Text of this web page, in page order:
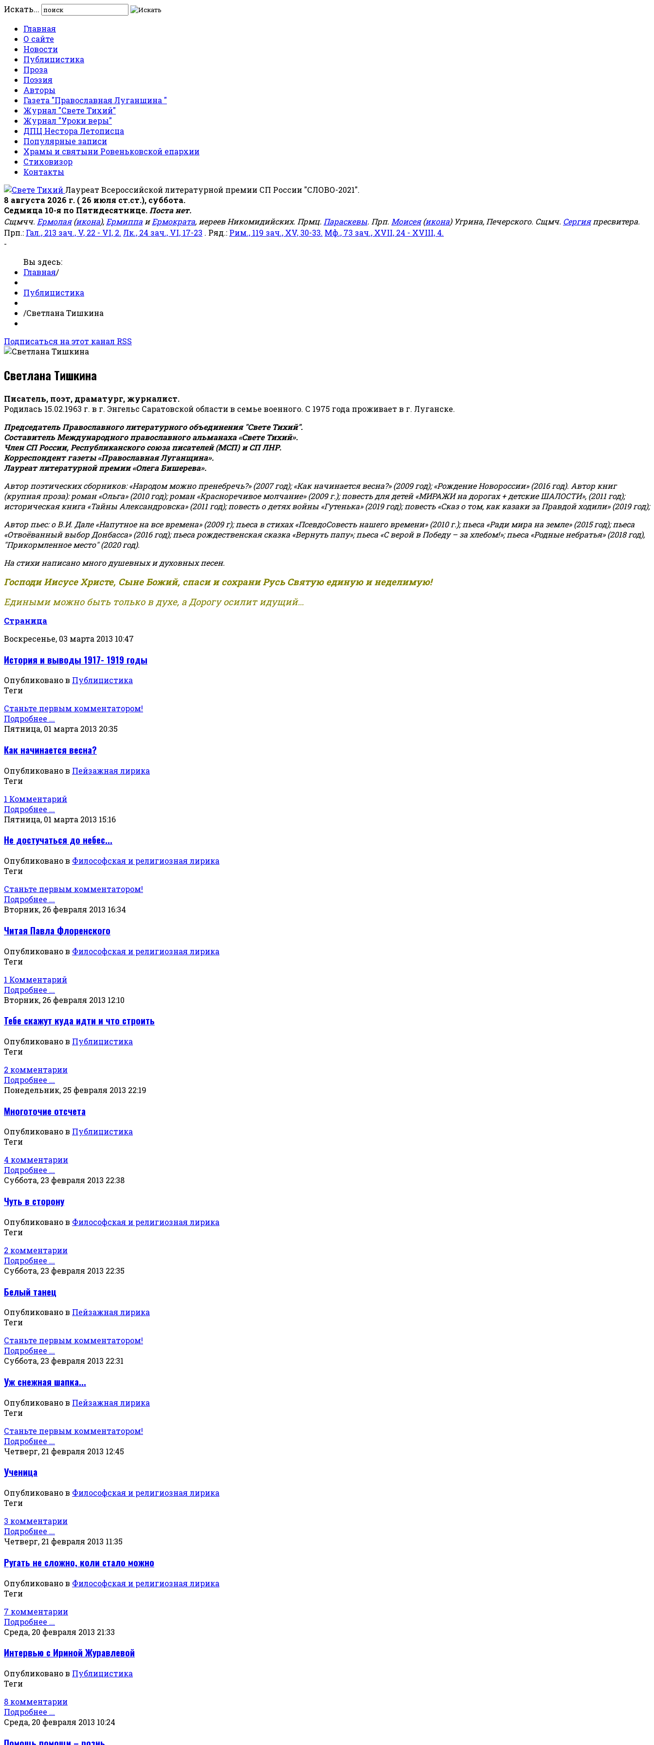
Искать...
Главная
О сайте
Новости
Публицистика
Проза
Поэзия
Авторы
Газета "Православная Луганщина "
Журнал "Свете Тихий"
Журнал "Уроки веры"
ДПЦ Нестора Летописца
Популярные записи
Храмы и святыни Ровеньковской епархии
Стиховизор
Контакты
Лауреат Всероссийской литературной премии СП России "СЛОВО-2021".
8 августа 2026 г. ( 26 июля ст.ст.), суббота.
Седмица 10-я по Пятидесятнице. Поста нет.
Сщмчч. Ермолая(икона), Ермиппа иЕрмократа, иереев Никомидийских. Прмц. Параскевы. Прп. Моисея(икона) Угрина, Печерского. Сщмч. Сергияпресвитера.
Прп.: Гал., 213 зач., V, 22 - VI, 2. Лк., 24 зач., VI, 17-23 . Ряд.: Рим., 119 зач., XV, 30-33. Мф., 73 зач., XVII, 24 - XVIII, 4.
-
Вы здесь:
Главная/
Публицистика
/Светлана Тишкина
Подписаться на этот канал RSS
Светлана Тишкина
Писатель, поэт, драматург, журналист.
Родилась 15.02.1963 г. в г. Энгельс Саратовской области в семье военного. С 1975 года проживает в г. Луганске.
Председатель Православного литературного объединения "Свете Тихий".
Составитель Международного православного альманаха «Свете Тихий».
Член СП России, Республиканского союза писателей (МСП) и СП ЛНР.
Корреспондент газеты «Православная Луганщина».
Лауреат литературной премии «Олега Бишерева».
Автор поэтических сборников: «Народом можно пренебречь?» (2007 год); «Как начинается весна?» (2009 год); «Рождение Новороссии» (2016 год). Автор книг
(крупная проза): роман «Ольга» (2010 год); роман «Красноречивое молчание» (2009 г.); повесть для детей «МИРАЖИ на дорогах + детские ШАЛОСТИ», (2011 год);
историческая книга «Тайны Александровска» (2011 год); повесть о детях войны «Гутенька» (2019 год); повесть «Сказ о том, как казаки за Правдой ходили» (2019 год);
Автор пьес: о В.И. Дале «Напутное на все времена» (2009 г); пьеса в стихах «ПсевдоСовесть нашего времени» (2010 г.); пьеса «Ради мира на земле» (2015 год); пьеса
«Отвоёванный выбор Донбасса» (2016 год); пьеса рождественская сказка «Вернуть папу»; пьеса «С верой в Победу – за хлебом!»;пьеса «Родные небратья» (2018 год),
"Прикормленное место" (2020 год).
На стихи написано много душевных и духовных песен.
Господи Иисусе Христе, Сыне Божий, спаси и сохрани Русь Святую единую и неделимую!
Едиными можно быть только в духе, а Дорогу осилит идущий...
Страница
Воскресенье, 03 марта 2013 10:47
История и выводы 1917- 1919 годы
Опубликовано в Публицистика
Теги
Станьте первым комментатором!
Подробнее ...
Пятница, 01 марта 2013 20:35
Как начинается весна?
Опубликовано в Пейзажная лирика
Теги
1 Комментарий
Подробнее ...
Пятница, 01 марта 2013 15:16
Не достучаться до небес...
Опубликовано в Философская и религиозная лирика
Теги
Станьте первым комментатором!
Подробнее ...
Вторник, 26 февраля 2013 16:34
Читая Павла Флоренского
Опубликовано в Философская и религиозная лирика
Теги
1 Комментарий
Подробнее ...
Вторник, 26 февраля 2013 12:10
Тебе скажут куда идти и что строить
Опубликовано в Публицистика
Теги
2 комментарии
Подробнее ...
Понедельник, 25 февраля 2013 22:19
Многоточие отсчета
Опубликовано в Публицистика
Теги
4 комментарии
Подробнее ...
Суббота, 23 февраля 2013 22:38
Чуть в сторону
Опубликовано в Философская и религиозная лирика
Теги
2 комментарии
Подробнее ...
Суббота, 23 февраля 2013 22:35
Белый танец
Опубликовано в Пейзажная лирика
Теги
Станьте первым комментатором!
Подробнее ...
Суббота, 23 февраля 2013 22:31
Уж снежная шапка...
Опубликовано в Пейзажная лирика
Теги
Станьте первым комментатором!
Подробнее ...
Четверг, 21 февраля 2013 12:45
Ученица
Опубликовано в Философская и религиозная лирика
Теги
3 комментарии
Подробнее ...
Четверг, 21 февраля 2013 11:35
Ругать не сложно, коли стало можно
Опубликовано в Философская и религиозная лирика
Теги
7 комментарии
Подробнее ...
Среда, 20 февраля 2013 21:33
Интервью с Ириной Журавлевой
Опубликовано в Публицистика
Теги
8 комментарии
Подробнее ...
Среда, 20 февраля 2013 10:24